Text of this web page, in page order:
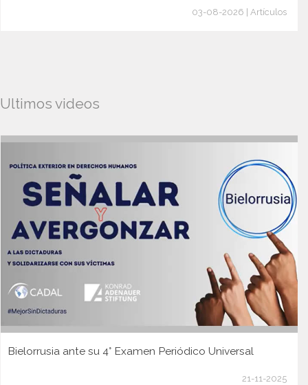
03-08-2026 | Artículos
Ultimos videos
Bielorrusia ante su 4° Examen Periódico Universal
21-11-2025